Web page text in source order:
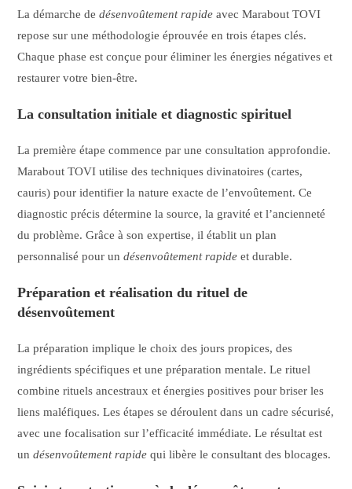
La démarche dedésenvoûtement rapide avec Marabout TOVI
repose sur une méthodologie éprouvée en trois étapes clés.
Chaque phase est conçue pour éliminer les énergies négatives et
restaurer votre bien-être.
La consultation initiale et diagnostic spirituel
La première étape commence par une consultation approfondie.
Marabout TOVI utilise des techniques divinatoires (cartes,
cauris) pour identifier la nature exacte de l’envoûtement. Ce
diagnostic précis détermine la source, la gravité et l’ancienneté
du problème. Grâce à son expertise, il établit un plan
personnalisé pour undésenvoûtement rapide et durable.
Préparation et réalisation du rituel de
désenvoûtement
La préparation implique le choix des jours propices, des
ingrédients spécifiques et une préparation mentale. Le rituel
combine rituels ancestraux et énergies positives pour briser les
liens maléfiques. Les étapes se déroulent dans un cadre sécurisé,
avec une focalisation sur l’efficacité immédiate. Le résultat est
undésenvoûtement rapide qui libère le consultant des blocages.